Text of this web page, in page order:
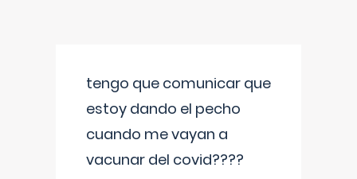
tengo que comunicar que
estoy dando el pecho
cuando me vayan a
vacunar del covid????